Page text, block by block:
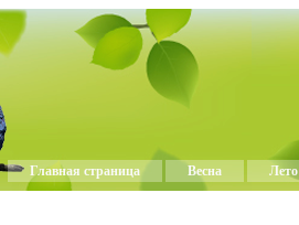
Главная страница Весна Лето